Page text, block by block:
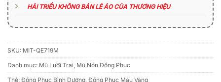
HẢI TRIỀU KHÔNG BÁN LẺ ÁO CỦA THƯƠNG HIỆU
SKU: MIT-QE719M
Danh mục: Mũ Lưỡi Trai, Mũ Nón Đồng Phục
Thẻ: Đồng Phục Bình Dương, Đồng Phục Màu Vàng